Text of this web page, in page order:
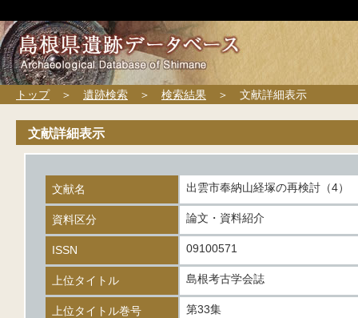
トップ＞ 遺跡検索 ＞ 検索結果 ＞ 文献詳細表示
文献詳細表示
文献名 出雲市奉納山経塚の再検討（4
資料区分 論文・資料紹介
ISSN 09100571
上位タイトル 島根考古学会誌
上位タイトル巻号 第33集